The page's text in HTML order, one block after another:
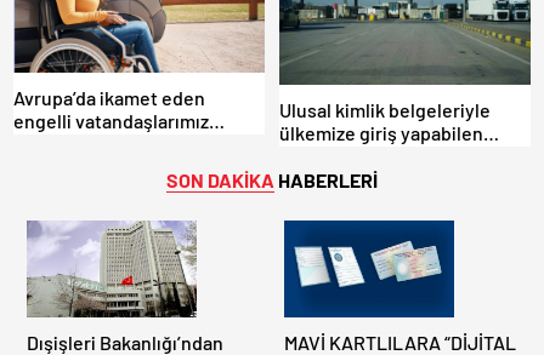
Avrupa’da ikamet eden
engelli vatandaşlarımız
Ulusal kimlik belgeleriyle
ülkemize giriş yapabilen
SON DAKİKA HABERLERİ
Dışişleri Bakanlığı’ndan
MAVİ KARTLILARA “DİJİTAL